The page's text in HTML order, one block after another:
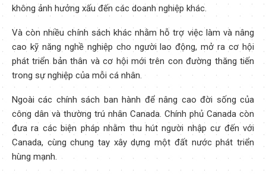
không ảnh hưởng xấu đến các doanh nghiệp khác.
Và còn nhiều chính sách khác nhằm hỗ trợ việc làm và nâng
cao kỹ năng nghề nghiệp cho người lao động, mở ra cơ hội
phát triển bản thân và cơ hội mới trên con đường thăng tiến
trong sự nghiệp của mỗi cá nhân.
Ngoài các chính sách ban hành để nâng cao đời sống của
công dân và thường trú nhân Canada. Chính phủ Canada còn
đưa ra các biện pháp nhằm thu hút người nhập cư đến với
Canada, cùng chung tay xây dựng một đất nước phát triển
hùng mạnh.